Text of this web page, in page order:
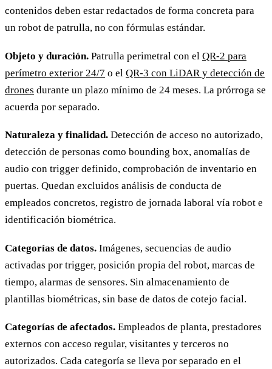
contenidos deben estar redactados de forma concreta para
un robot de patrulla, no con fórmulas estándar.
Objeto y duración. Patrulla perimetral con el QR-2 para
perímetro exterior 24/7 o el QR-3 con LiDAR y detección de
drones durante un plazo mínimo de 24 meses. La prórroga se
acuerda por separado.
Naturaleza y finalidad. Detección de acceso no autorizado,
detección de personas como bounding box, anomalías de
audio con trigger definido, comprobación de inventario en
puertas. Quedan excluidos análisis de conducta de
empleados concretos, registro de jornada laboral vía robot e
identificación biométrica.
Categorías de datos. Imágenes, secuencias de audio
activadas por trigger, posición propia del robot, marcas de
tiempo, alarmas de sensores. Sin almacenamiento de
plantillas biométricas, sin base de datos de cotejo facial.
Categorías de afectados. Empleados de planta, prestadores
externos con acceso regular, visitantes y terceros no
autorizados. Cada categoría se lleva por separado en el